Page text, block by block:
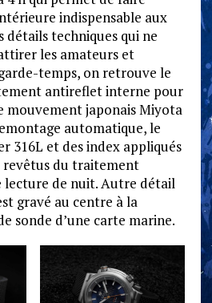
indispensable aux
détails techniques qui ne
les amateurs et
temps, on retrouve le
antireflet interne pour
mouvement japonais Miyota
automatique, le
316L et des index appliqués
revêtus du traitement
lecture de nuit. Autre détail
gravé au centre à la
sonde d’une carte marine.